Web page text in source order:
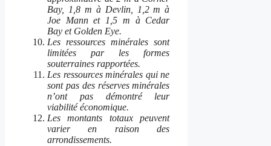
Bay, 1,8 m à Devlin, 1,2 m à
Joe Mann et 1,5 m à Cedar
Bay et Golden Eye.
Les ressources minérales sont
limitées par les formes
souterraines rapportées.
Les ressources minérales qui ne
sont pas des réserves minérales
n’ont pas démontré leur
viabilité économique.
Les montants totaux peuvent
varier en raison des
arrondissements.